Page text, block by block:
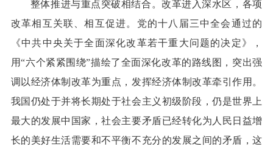
整体推进与重点突破相结合。改革进入深水区，各项
改革相互关联、相互促进。党的十八届三中全会通过的
《中共中央关于全面深化改革若干重大问题的决定》，
用“六个紧紧围绕”描绘了全面深化改革的路线图，突出强
调以经济体制改革为重点，发挥经济体制改革牵引作用。
我国仍处于并将长期处于社会主义初级阶段，仍是世界上
最大的发展中国家，社会主要矛盾已经转化为人民日益增
长的美好生活需要和不平衡不充分的发展之间的矛盾，这